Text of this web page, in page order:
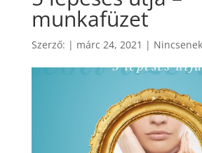
munkafüzet
Szerző: | márc 24, 2021 |